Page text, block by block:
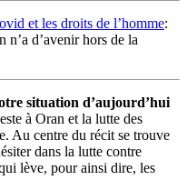
et les droits de l’homme:
n’a d’avenir hors de la
situation d’aujourd’hui
à Oran et la lutte des
Au centre du récit se trouve
dans la lutte contre
lève, pour ainsi dire, les